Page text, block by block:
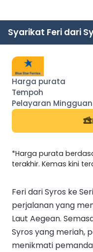
Syarikat Feri dari
*Harga purata
terakhir. Kemas kini
Feri dari Syros ke
perjalanan yang
Laut Aegean.
Syros yang meriah,
menikmati